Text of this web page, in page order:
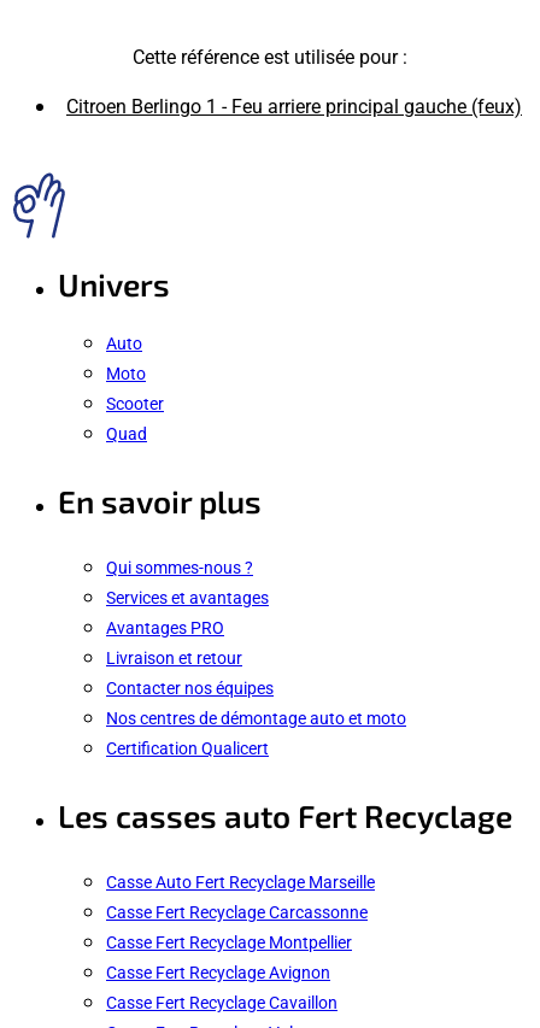
Cette référence est utilisée pour :
Citroen Berlingo 1 - Feu arriere principal gauche (feux)
Univers
Auto
Moto
Scooter
Quad
En savoir plus
Qui sommes-nous ?
Services et avantages
Avantages PRO
Livraison et retour
Contacter nos équipes
Nos centres de démontage auto et moto
Certification Qualicert
Les casses auto Fert Recyclage
Casse Auto Fert Recyclage Marseille
Casse Fert Recyclage Carcassonne
Casse Fert Recyclage Montpellier
Casse Fert Recyclage Avignon
Casse Fert Recyclage Cavaillon